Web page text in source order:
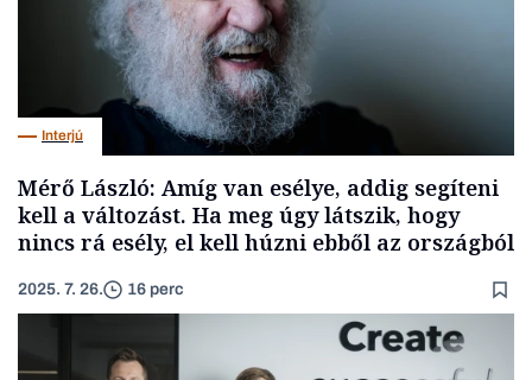
Interjú
Mérő László: Amíg van esélye, addig segíteni
kell a változást. Ha meg úgy látszik, hogy
nincs rá esély, el kell húzni ebből az országból
2025. 7. 26. 16 perc